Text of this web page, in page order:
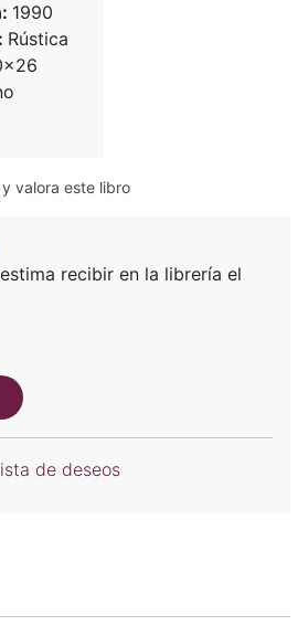
1990
Rústica
valora este libro
recibir en la librería el
de deseos